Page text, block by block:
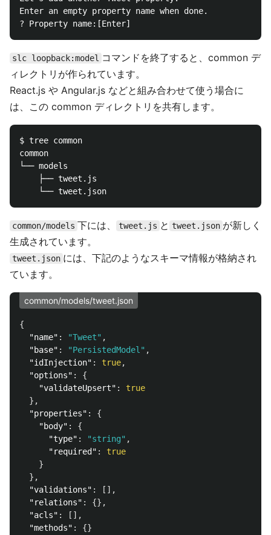
Enter an empty property name when done.
slc loopback:model コマンドを終了すると、common デ
ィレクトリが作られています。
React.js や Angular.js などと組み合わせて使う場合に
は、この common ディレクトリを共有します。
$ tree common
common
└── models
    ├── tweet.js
common/models 下には、 tweet.js と tweet.json が新しく
生成されています。
tweet.json には、下記のようなスキーマ情報が格納され
ています。
common/models/tweet.json
{
"name" : "Tweet" ,
"base" : "PersistedModel" ,
"idInjection" : true,
"options" :
{
"validateUpsert" :
true
},
"properties" :
{
"body" :
{
"type" : "string" ,
"required" :
true
}
},
"validations" :
[],
"relations" :
{},
"acls" :
[],
"methods" :
{}